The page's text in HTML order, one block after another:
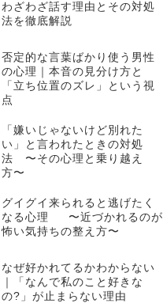
わざわざ話す理由とその対処
法を徹底解説
否定的な言葉ばかり使う男性
の心理｜本音の見分け方と
「立ち位置のズレ」という視
点
「嫌いじゃないけど別れた
い」と言われたときの対処
法 〜その心理と乗り越え
方〜
グイグイ来られると逃げたく
なる心理 〜近づかれるのが
怖い気持ちの整え方〜
なぜ好かれてるかわからない
｜「なんで私のこと好きな
の?」が止まらない理由